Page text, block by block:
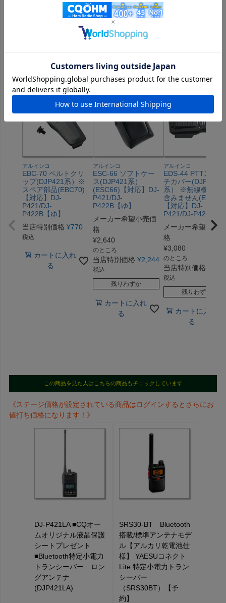
おすすめ商品
アルインコ
EBC-70 ベルトクリ
ップ(DJP421系）※
スペア部品(EBC70)
【対応】DJ-
P421/DJ-
P422B【ゆ】
当店特別価格 ¥770
税込
カートに入れ
る
アルインコ
ESC-66 ソフトケー
ス(DJP421系）
(ESC66)【対応】DJ-
P421/DJ-
P422B【ゆ】
メーカー希望小売価
格
¥2,640
のところ
当店特別価格 ¥2,244
税込
残りわずか
カートに入れ
る
アルインコ
EDS-44 PTTスイッ
チカバー(DJP421
系） ※無線機本体
含みません(EDS44)
【対応】DJ-
P421/DJ-P422B
メーカー希望小売
格
¥3,080
のところ
当店特別価格
税込
残りわずか
カートに入れ
る
この商品を見た人はこちらの商品もチェックしています
《ステージ価格が設定されている商品はログインするとさらにお
値打ち価格になります！》
DJ-P421LA ■CQオー
ムオリジナル液晶保護
シートプレゼント
■Bluetooth特定小電力
トランシーバー ロン
グアンテナ
(DJP421LA)
SRS30-BT Bluetooth
搭載/標準アンテナモデ
ル【アルカリ乾電池仕
様】 YAESUコネクト
Lite 特定小電力トラン
シーバー
（SRS30BT）【予
約】